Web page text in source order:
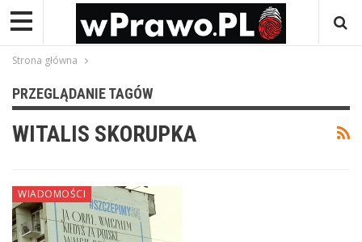
Strona główna
PRZEGLĄDANIE TAGÓW
WITALIS SKORUPKA
WIADOMOŚCI